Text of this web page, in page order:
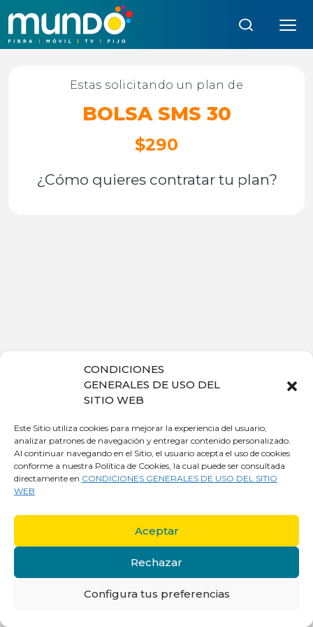
CONDICIONES
GENERALES DE USO DEL
SITIO WEB
Este Sitio utiliza cookies para mejorar la experiencia del usuario,
analizar patrones de navegación y entregar contenido personalizado.
Al continuar navegando en el Sitio, el usuario acepta el uso de cookies
conforme a nuestra Política de Cookies, la cual puede ser consultada
directamente en CONDICIONES GENERALES DE USO DEL SITIO
WEB
Aceptar
Rechazar
Configura tus preferencias
Estas solicitando un plan de
BOLSA SMS 30
$290
¿Cómo quieres contratar tu plan?